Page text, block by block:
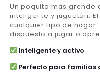
Un poquito más grande
inteligente y juguetón.
cualquier tipo de
dispuesto a jugar o
Inteligente y activo
Perfecto para familias